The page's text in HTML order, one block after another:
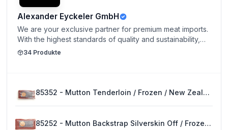
Alexander Eyckeler GmbH
We are your exclusive partner for premium meat imports.
With the highest standards of quality and sustainability,
we bring selected cuts from the world’s finest regions
level.
34 Produkte
85352 - Mutton Tenderloin / Frozen / New Zealand
85252 - Mutton Backstrap Silverskin Off / Frozen / New Zealand